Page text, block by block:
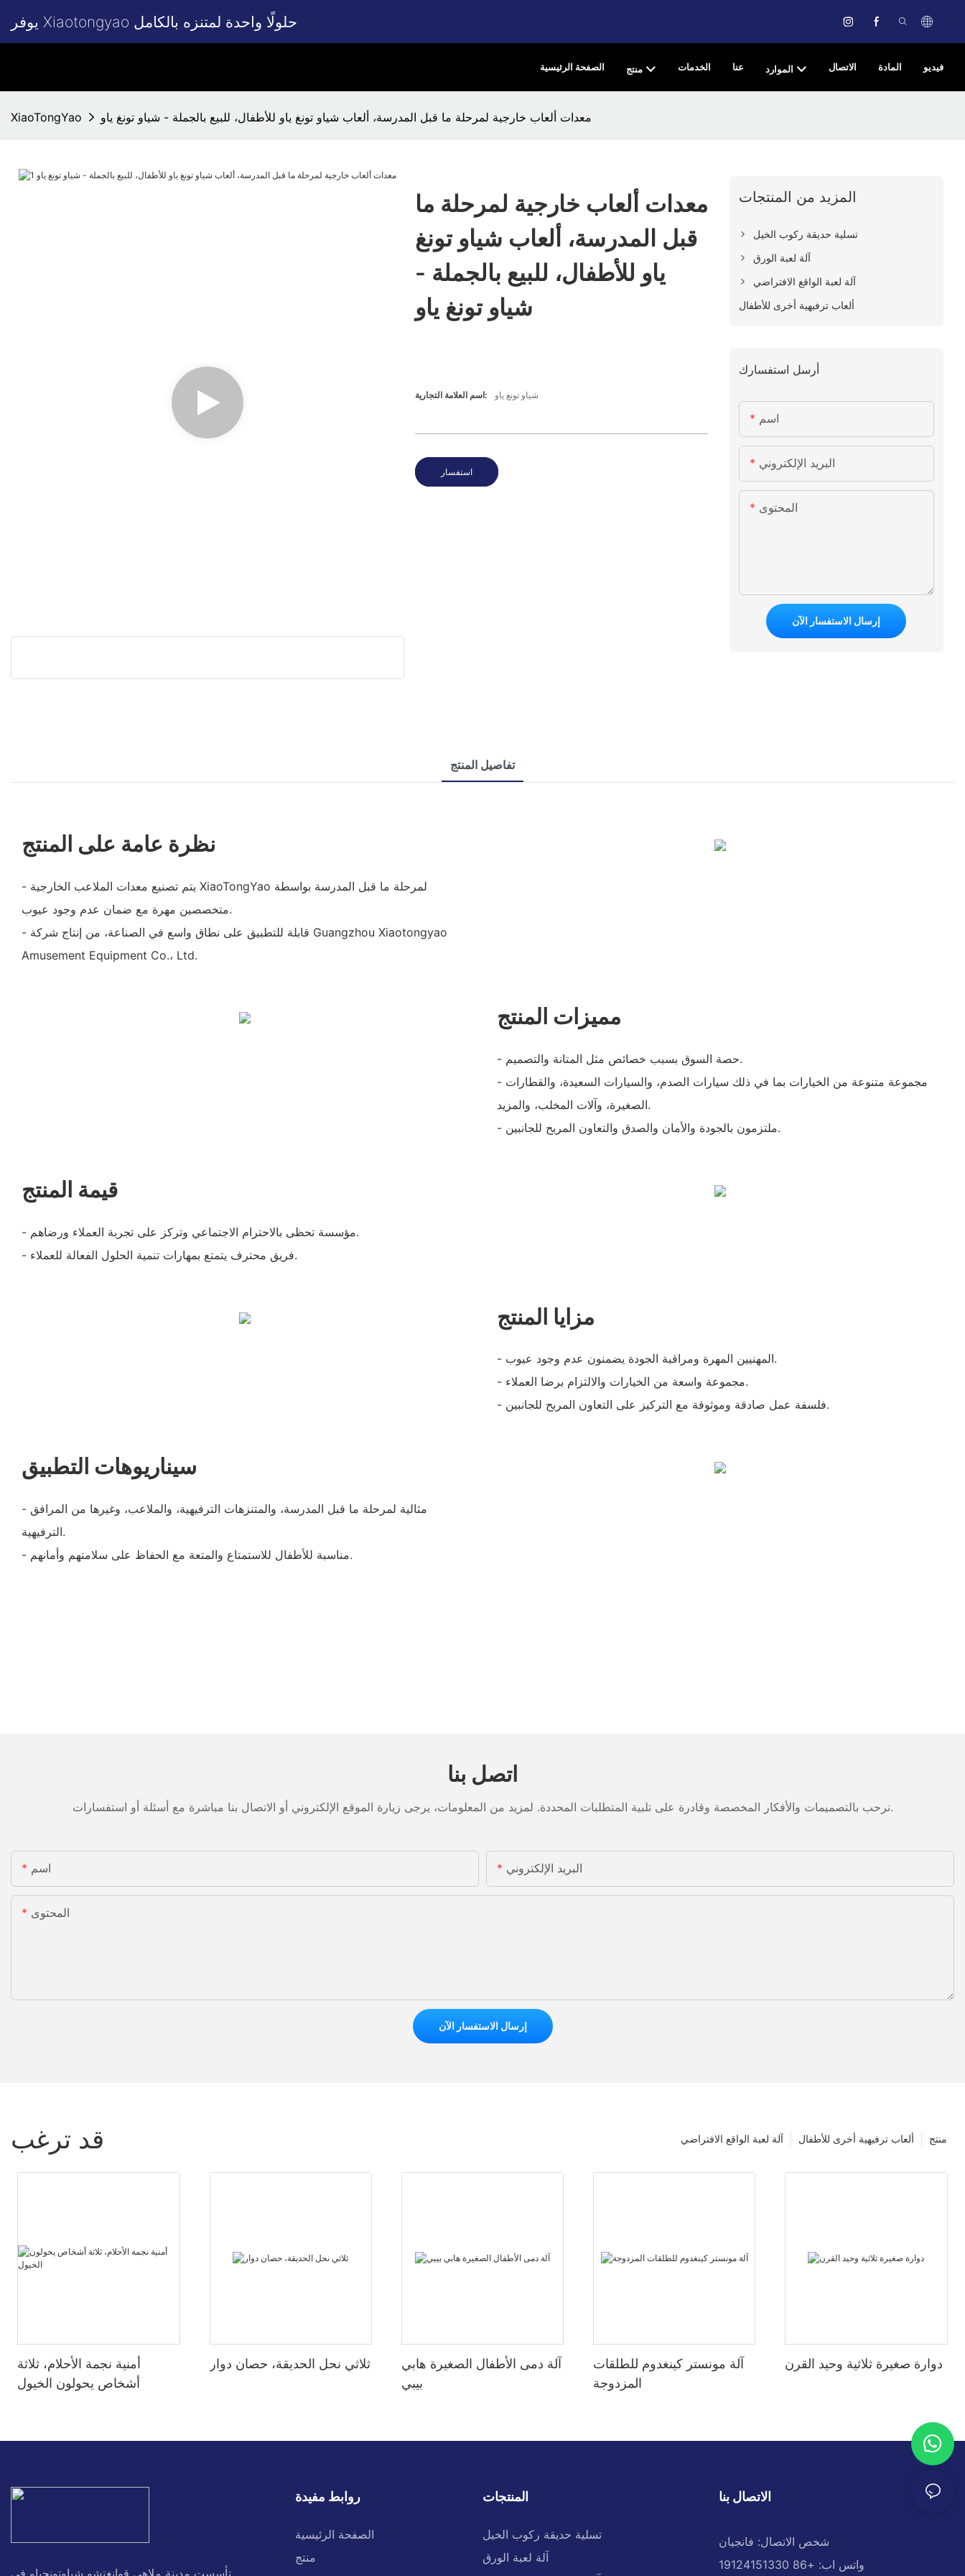
الصفحة الرئيسية منتج الخدمات عنا الموارد الاتصال المادة فيديو
XiaoTongYao معدات ألعاب خارجية لمرحلة ما قبل المدرسة، ألعاب شياو تونغ ياو للأطفال، للبيع بالجملة - شياو تونغ ياو
معدات ألعاب خارجية لمرحلة ما
قبل المدرسة، ألعاب شياو تونغ
ياو للأطفال، للبيع بالجملة -
شياو تونغ ياو
اسم العلامة التجارية: شياو تونغ ياو
استفسار
المزيد من المنتجات
تسلية حديقة ركوب الخيل
آلة لعبة الورق
آلة لعبة الواقع الافتراضي
ألعاب ترفيهية أخرى للأطفال
أرسل استفسارك
اسم
البريد الإلكتروني
المحتوى
إرسال الاستفسار الآن
تفاصيل المنتج
نظرة عامة على المنتج
- يتم تصنيع معدات الملاعب الخارجية XiaoTongYao لمرحلة ما قبل المدرسة بواسطة
متخصصين مهرة مع ضمان عدم وجود عيوب.
- قابلة للتطبيق على نطاق واسع في الصناعة، من إنتاج شركة Guangzhou Xiaotongyao
Amusement Equipment Co.، Ltd.
مميزات المنتج
- حصة السوق بسبب خصائص مثل المتانة والتصميم.
- مجموعة متنوعة من الخيارات بما في ذلك سيارات الصدم، والسيارات السعيدة، والقطارات
الصغيرة، وآلات المخلب، والمزيد.
- ملتزمون بالجودة والأمان والصدق والتعاون المربح للجانبين.
قيمة المنتج
- مؤسسة تحظى بالاحترام الاجتماعي وتركز على تجربة العملاء ورضاهم.
- فريق محترف يتمتع بمهارات تنمية الحلول الفعالة للعملاء.
مزايا المنتج
- المهنيين المهرة ومراقبة الجودة يضمنون عدم وجود عيوب.
- مجموعة واسعة من الخيارات والالتزام برضا العملاء.
- فلسفة عمل صادقة وموثوقة مع التركيز على التعاون المربح للجانبين.
سيناريوهات التطبيق
- مثالية لمرحلة ما قبل المدرسة، والمتنزهات الترفيهية، والملاعب، وغيرها من المرافق
الترفيهية.
- مناسبة للأطفال للاستمتاع والمتعة مع الحفاظ على سلامتهم وأمانهم.
اتصل بنا
نرحب بالتصميمات والأفكار المخصصة وقادرة على تلبية المتطلبات المحددة. لمزيد من المعلومات، يرجى زيارة الموقع الإلكتروني أو الاتصال بنا مباشرة مع أسئلة أو استفسارات.
اسم البريد الإلكتروني
المحتوى
إرسال الاستفسار الآن
قد ترغب منتج ألعاب ترفيهية أخرى للأطفال آلة لعبة الواقع الافتراضي
أمنية نجمة الأحلام، ثلاثة
أشخاص يحولون الخيول
ثلاثي نحل الحديقة، حصان دوار
آلة دمى الأطفال الصغيرة هابي
بيبي
آلة مونستر كينغدوم للطلقات
المزدوجة
دوارة صغيرة ثلاثية وحيد القرن
روابط مفيدة
الصفحة الرئيسية
منتج
المنتجات
تسلية حديقة ركوب الخيل
آلة لعبة الورق
الاتصال بنا